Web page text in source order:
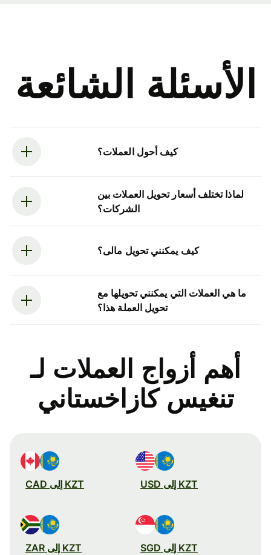
الأسئلة الشائعة
كيف أحول العملات؟
لماذا تختلف أسعار تحويل العملات بين
الشركات؟
كيف يمكنني تحويل مالى؟
ما هي العملات التي يمكنني تحويلها مع
تحويل العملة هذا؟
أهم أزواج العملات لـ
تنغيس كازاخستاني
KZT إلى USD KZT إلى CAD
KZT إلى SGD KZT إلى ZAR